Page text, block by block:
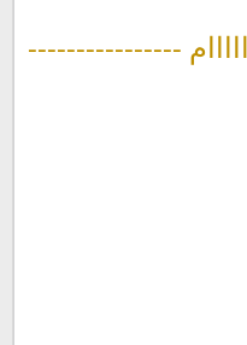
---------------- سلااااااااااااااااااام -----------